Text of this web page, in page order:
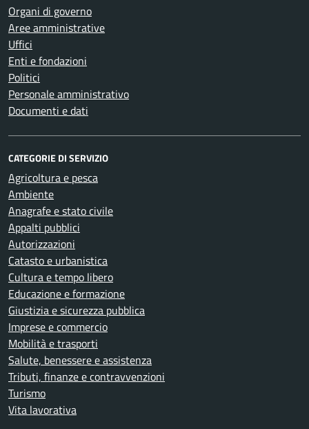
Organi di governo
Aree amministrative
Uffici
Enti e fondazioni
Politici
Personale amministrativo
Documenti e dati
CATEGORIE DI SERVIZIO
Agricoltura e pesca
Ambiente
Anagrafe e stato civile
Appalti pubblici
Autorizzazioni
Catasto e urbanistica
Cultura e tempo libero
Educazione e formazione
Giustizia e sicurezza pubblica
Imprese e commercio
Mobilità e trasporti
Salute, benessere e assistenza
Tributi, finanze e contravvenzioni
Turismo
Vita lavorativa